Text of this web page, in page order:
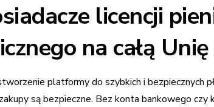
licencji
na całą
platformy do szybkich i bezpiecznych
są bezpieczne. Bez konta bankowego czy